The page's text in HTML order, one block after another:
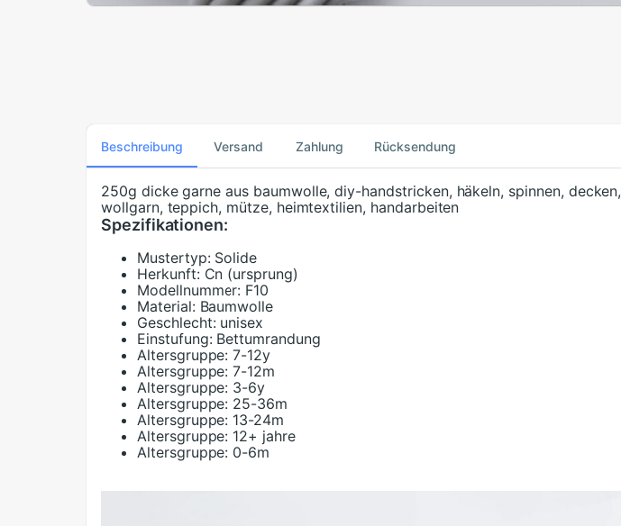
Beschreibung Versand Zahlung Rücksendung
250g dicke garne aus baumwolle, diy-handstricken, häkeln, spinnen, decken,
wollgarn, teppich, mütze, heimtextilien, handarbeiten
Spezifikationen:
Mustertyp: Solide
Herkunft: Cn (ursprung)
Modellnummer: F10
Material: Baumwolle
Geschlecht: unisex
Einstufung: Bettumrandung
Altersgruppe: 7-12y
Altersgruppe: 7-12m
Altersgruppe: 3-6y
Altersgruppe: 25-36m
Altersgruppe: 13-24m
Altersgruppe: 12+ jahre
Altersgruppe: 0-6m